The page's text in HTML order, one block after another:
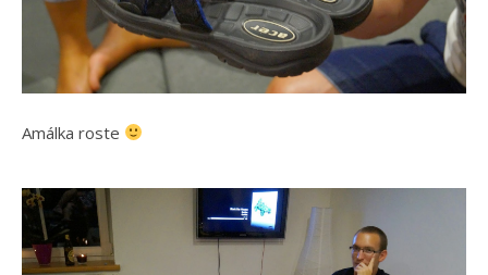
Amálka roste